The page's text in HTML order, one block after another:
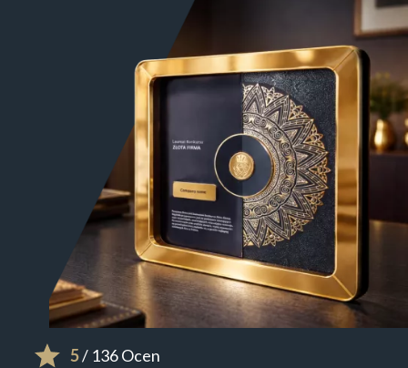
5/ 136 Ocen